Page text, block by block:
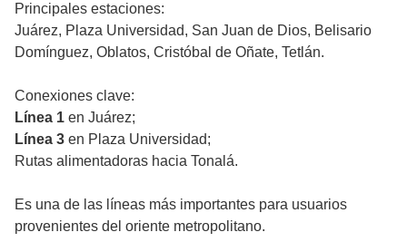
Principales estaciones:
Juárez, Plaza Universidad, San Juan de Dios, Belisario
Domínguez, Oblatos, Cristóbal de Oñate, Tetlán.
Conexiones clave:
Línea 1 en Juárez;
Línea 3 en Plaza Universidad;
Rutas alimentadoras hacia Tonalá.
Es una de las líneas más importantes para usuarios
provenientes del oriente metropolitano.